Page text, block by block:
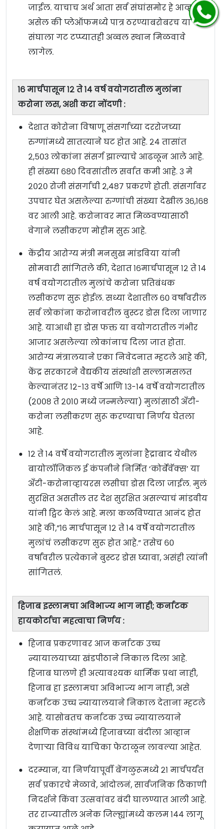
जाईल. याचाच अर्थ आता सर्व संघांसमोर हे आव्हान
असेल की प्लेऑफमध्ये पात्र ठरण्याबरोबरच या
संघाला गट टप्प्यातही अव्वल स्थान मिळवावे
लागेल.
१६ मार्चपासून १२ ते १४ वर्ष वयोगटातील मुलांना
करोना लस, अशी करा नोंदणी :
देशात कोरोना विषाणू संसर्गाच्या दररोजच्या
रुग्णांमध्ये सातत्याने घट होत आहे. २४ तासांत
२,५०३ लोकांना संसर्ग झाल्याचे आढळून आले आहे.
ही संख्या ६८० दिवसांतील सर्वात कमी आहे. ३ मे
२०२० रोजी संसर्गाची २,४८७ प्रकरणे होती. संसर्गावर
उपचार घेत असलेल्या रुग्णांची संख्या देखील ३६,१६८
वर आली आहे. करोनावर मात मिळवण्यासाठी
वेगाने लसीकरण मोहीम सुरु आहे.
केंद्रीय आरोग्य मंत्री मनसुख मांडविया यांनी
सोमवारी सांगितले की, देशात १६मार्चपासून १२ ते १४
वर्ष वयोगटातील मुलांचे करोना प्रतिबंधक
लसीकरण सुरू होईल. सध्या देशातील ६० वर्षांवरील
सर्व लोकांना करोनावरील बुस्टर डोस दिला जाणार
आहे. याआधी हा डोस फक्त या वयोगटातील गंभीर
आजार असलेल्या लोकांनाच दिला जात होता.
आरोग्य मंत्रालयाने एका निवेदनात म्हटले आहे की,
केंद्र सरकारने वैद्यकीय संस्थांशी सल्लामसलत
केल्यानंतर १२-१३ वर्षे आणि १३-१४ वर्षे वयोगटातील
(२००८ ते २०१० मध्ये जन्मलेल्या) मुलांसाठी अँटी-
करोना लसीकरण सुरू करण्याचा निर्णय घेतला
आहे.
१२ ते १४ वर्षे वयोगटातील मुलांना हैद्राबाद येथील
बायोलॉजिकल ई कंपनीने निर्मित ‘कोर्बेवॅक्स’ या
अँटी-करोनाव्हायरस लसीचा डोस दिला जाईल. मुलं
सुरक्षित असतील तर देश सुरक्षित असल्याचं मांडवीय
यांनी ट्विट केलं आहे. मला कळविण्यात आनंद होत
आहे की,”१६ मार्चपासून १२ ते १४ वर्षे वयोगटातील
मुलांचं लसीकरण सुरू होत आहे.” तसेच ६०
वर्षांवरील प्रत्येकाने बुस्टर डोस घ्यावा, असंही त्यांनी
सांगितलं.
हिजाब इस्लामचा अविभाज्य भाग नाही; कर्नाटक
हायकोर्टाचा महत्वाचा निर्णय :
हिजाब प्रकरणावर आज कर्नाटक उच्च
न्यायालयाच्या खंडपीठाने निकाल दिला आहे.
हिजाब घालणे ही अत्यावश्यक धार्मिक प्रथा नाही,
हिजाब हा इस्लामचा अविभाज्य भाग नाही, असे
कर्नाटक उच्च न्यायालयाने निकाल देताना म्हटले
आहे. यासोबतच कर्नाटक उच्च न्यायालयाने
शैक्षणिक संस्थांमध्ये हिजाबच्या बंदीला आव्हान
देणाऱ्या विविध याचिका फेटाळून लावल्या आहेत.
दरम्यान, या निर्णयापूर्वी बेंगळुरूमध्ये २१ मार्चपर्यंत
सर्व प्रकारचे मेळावे, आंदोलनं, सार्वजनिक ठिकाणी
निदर्शने किंवा उत्सवांवर बंदी घालण्यात आली आहे.
तर राज्यातील अनेक जिल्ह्यांमध्ये कलम १४४ लागू